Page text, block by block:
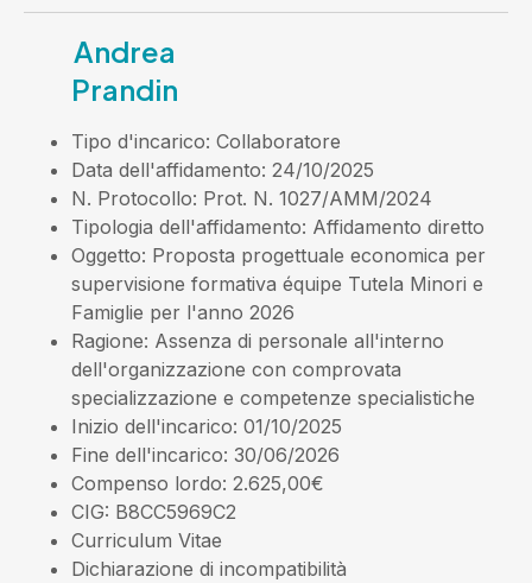
Andrea
Prandin
Tipo d'incarico: Collaboratore
Data dell'affidamento: 24/10/2025
N. Protocollo: Prot. N. 1027/AMM/2024
Tipologia dell'affidamento: Affidamento diretto
Oggetto: Proposta progettuale economica per
supervisione formativa équipe Tutela Minori e
Famiglie per l'anno 2026
Ragione: Assenza di personale all'interno
dell'organizzazione con comprovata
specializzazione e competenze specialistiche
Inizio dell'incarico: 01/10/2025
Fine dell'incarico: 30/06/2026
Compenso lordo: 2.625,00€
CIG: B8CC5969C2
Curriculum Vitae
Dichiarazione di incompatibilità